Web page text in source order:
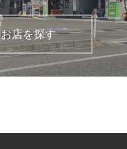
お店を探す